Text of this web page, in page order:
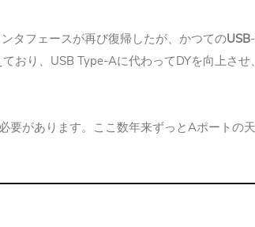
タフェースが再び復帰したが、かつてのUSB
おり、 USB Type-Aに代わってDYを向上させ
要があります。ここ数年来ずっとAポートの天